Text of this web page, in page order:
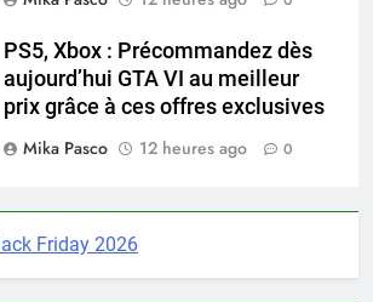
PS5, Xbox : Précommandez dès
aujourd’hui GTA VI au meilleur
prix grâce à ces offres exclusives
Mika Pasco
12 heures ago 0
Friday 2026